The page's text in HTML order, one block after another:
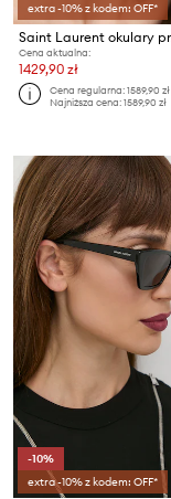
extra -10% z kodem: OFF*
Cena aktualna:
1429,90 zł
Cena regularna:1589,90 zł
Najniższa cena:1589,90 zł
-10%
extra -10% z kodem: OFF*